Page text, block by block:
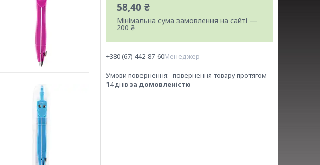
58,40 ₴
Мінімальна сума замовлення на сайті —
200 ₴
+380 (67) 442-87-60Менеджер
повернення товару протягом
14 днів за домовленістю